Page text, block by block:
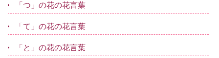
「つ」の花の花言葉
「て」の花の花言葉
「と」の花の花言葉